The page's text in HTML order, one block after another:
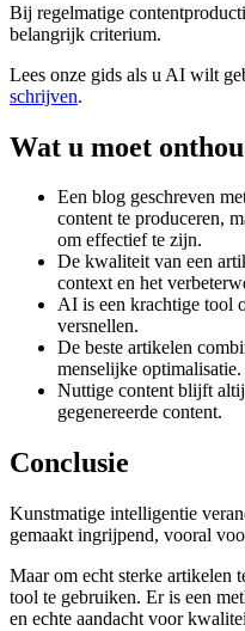
Bij regelmatige
belangrijk criterium.
Lees onze gids als u AI wilt
schrijven.
Wat u moet
Een blog geschreven
content te produceren,
om effectief te zijn.
De kwaliteit van een
context en het
AI is een krachtige tool
versnellen.
De beste artikelen
menselijke optimalisatie.
Nuttige content blijft
gegenereerde content.
Conclusie
Kunstmatige intelligentie
gemaakt ingrijpend, vooral
Maar om echt sterke artikelen
tool te gebruiken. Er is een
en echte aandacht voor